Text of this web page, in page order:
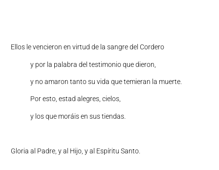
Ellos le vencieron en virtud de la sangre del Cordero
y por la palabra del testimonio que dieron,
y no amaron tanto su vida que temieran la muerte.
Por esto, estad alegres, cielos,
y los que moráis en sus tiendas.
Gloria al Padre, y al Hijo, y al Espíritu Santo.